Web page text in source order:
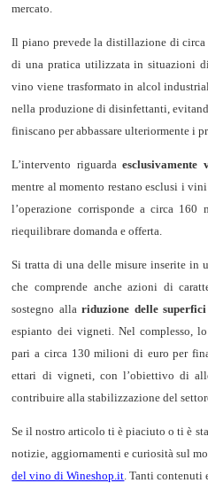
mercato.
Il piano prevede la distillazione di circa
di una pratica utilizzata in situazioni
vino viene trasformato in alcol
nella produzione di disinfettanti,
finiscano per abbassare ulteriormente i
L’intervento riguarda
mentre al momento restano esclusi i
l’operazione corrisponde a circa
riequilibrare domanda e offerta.
Si tratta di una delle misure inserite in
che comprende anche azioni di
sostegno allariduzione delle
espianto dei vigneti. Nel complesso,
pari a circa 130 milioni di euro per
ettari di vigneti, con l’obiettivo di
contribuire alla stabilizzazione del
Se il nostro articolo ti è piaciuto o ti è
notizie, aggiornamenti e curiosità sul
del vino di Wineshop.it . Tanti contenuti